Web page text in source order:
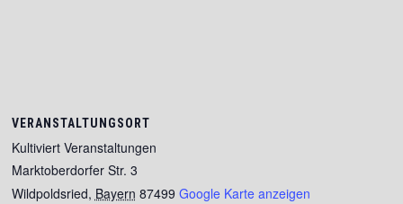
VERANSTALTUNGSORT
Kultiviert Veranstaltungen
Marktoberdorfer Str. 3
Wildpoldsried, Bayern 87499 Google Karte anzeigen